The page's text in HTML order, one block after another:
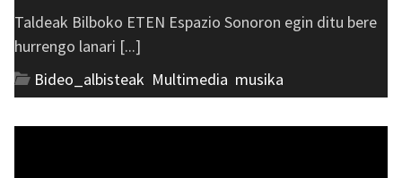
Taldeak Bilboko ETEN Espazio Sonoron egin ditu bere
hurrengo lanari [...]
Bideo_albisteak Multimedia musika